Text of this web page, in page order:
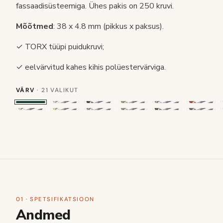
fassaadisüsteemiga. Ühes pakis on 250 kruvi.
Mõõtmed: 38 x 4.8 mm (pikkus x paksus).
✓ TORX tüüpi puidukruvi;
✓ eelvärvitud kahes kihis polüestervärviga.
VÄRV · 21 VALIKUT
01 · SPETSIFIKATSIOON
Andmed